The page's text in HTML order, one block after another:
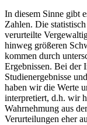
In diesem Sinne gibt
Zahlen. Die
verurteilte
hinweg größeren
kommen durch
Ergebnissen. Bei der
Studienergebnisse
haben wir die Werte
interpretiert, d.h. wir
Wahrnehmung aus
Verurteilungen eher